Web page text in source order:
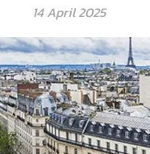
14 April 2025